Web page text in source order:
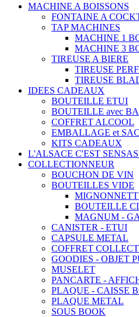
MACHINE A BOISSONS
FONTAINE A
TAP MACHINES
MACHINE 1
MACHINE 3
TIREUSE A BIERE
TIREUSE
TIREUSE
IDEES CADEAUX
BOUTEILLE ETUI
BOUTEILLE avec
COFFRET ALCOOL
EMBALLAGE et SAC
KITS CADEAUX
L'ALSACE C'EST
COLLECTIONNEUR
BOUCHON DE VIN
BOUTEILLES VIDE
BOUTEILLE
MAGNUM -
CANISTER - ETUI
CAPSULE METAL
COFFRET
GOODIES - OBJET
MUSELET
PANCARTE -
PLAQUE - CAISSE
PLAQUE METAL
SOUS BOOK